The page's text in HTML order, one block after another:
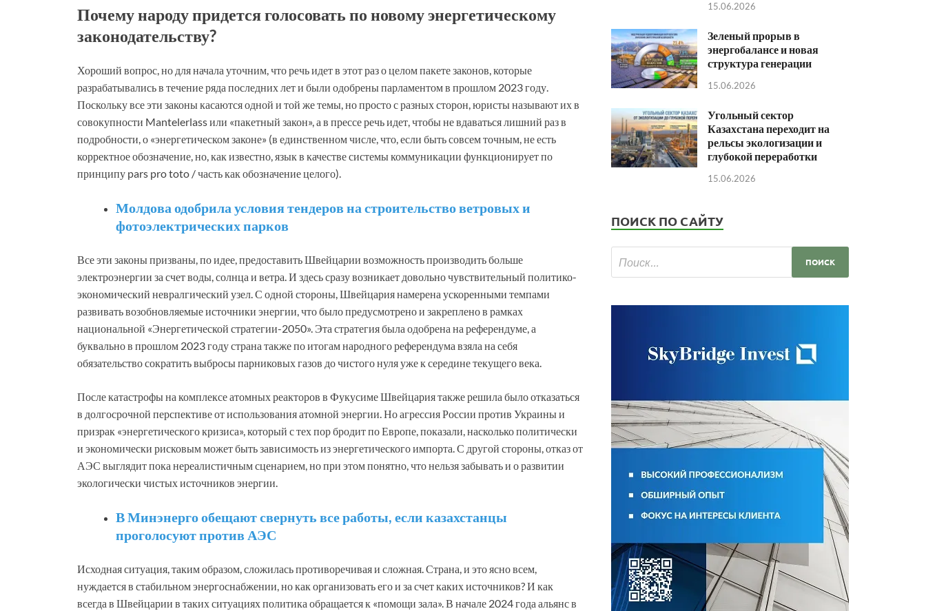
Почему народу придется голосовать по новому энергетическому
законодательству?
Хороший вопрос, но для начала уточним, что речь идет в этот раз о целом пакете законов, которые
разрабатывались в течение ряда последних лет и были одобрены парламентом в прошлом 2023 году.
Поскольку все эти законы касаются одной и той же темы, но просто с разных сторон, юристы называют их в
совокупности Mantelerlass или «пакетный закон», а в прессе речь идет, чтобы не вдаваться лишний раз в
подробности, о «энергетическом законе» (в единственном числе, что, если быть совсем точным, не есть
корректное обозначение, но, как известно, язык в качестве системы коммуникации функционирует по
принципу pars pro toto / часть как обозначение целого).
Молдова одобрила условия тендеров на строительство ветровых и
фотоэлектрических парков
Все эти законы призваны, по идее, предоставить Швейцарии возможность производить больше
электроэнергии за счет воды, солнца и ветра. И здесь сразу возникает довольно чувствительный политико-
экономический невралгический узел. С одной стороны, Швейцария намерена ускоренными темпами
развивать возобновляемые источники энергии, что было предусмотрено и закреплено в рамках
национальной «Энергетической стратегии-2050». Эта стратегия была одобрена на референдуме, а
буквально в прошлом 2023 году страна также по итогам народного референдума взяла на себя
обязательство сократить выбросы парниковых газов до чистого нуля уже к середине текущего века.
После катастрофы на комплексе атомных реакторов в Фукусиме Швейцария также решила было отказаться
в долгосрочной перспективе от использования атомной энергии. Но агрессия России против Украины и
призрак «энергетического кризиса», который с тех пор бродит по Европе, показали, насколько политически
и экономически рисковым может быть зависимость из энергетического импорта. С другой стороны, отказ от
АЭС выглядит пока нереалистичным сценарием, но при этом понятно, что нельзя забывать и о развитии
экологически чистых источников энергии.
В Минэнерго обещают свернуть все работы, если казахстанцы
проголосуют против АЭС
Исходная ситуация, таким образом, сложилась противоречивая и сложная. Страна, и это ясно всем,
нуждается в стабильном энергоснабжении, но как организовать его и за счет каких источников? И как
всегда в Швейцарии в таких ситуациях политика обращается к «помощи зала». В начале 2024 года альянс в
15.06.2026
Зеленый прорыв в
энергобалансе и новая
структура генерации
15.06.2026
Угольный сектор
Казахстана переходит на
рельсы экологизации и
глубокой переработки
15.06.2026
ПОИСК ПО САЙТУ